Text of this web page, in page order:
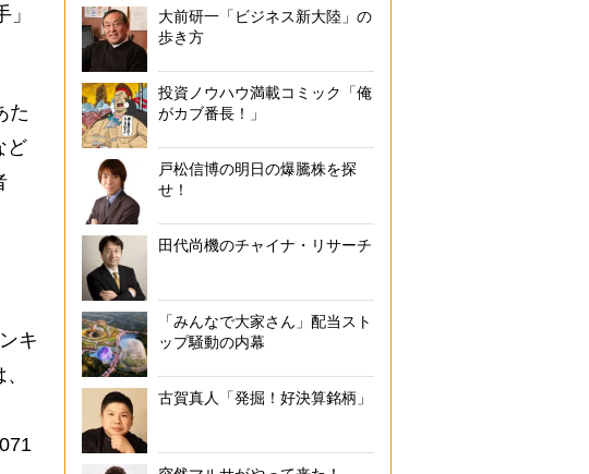
た
ど
キ
大前研一「ビジネス新大陸」の
歩き方
投資ノウハウ満載コミック「俺
がカブ番長！」
戸松信博の明日の爆騰株を探
せ！
田代尚機のチャイナ・リサーチ
「みんなで大家さん」配当スト
ップ騒動の内幕
古賀真人「発掘！好決算銘柄」